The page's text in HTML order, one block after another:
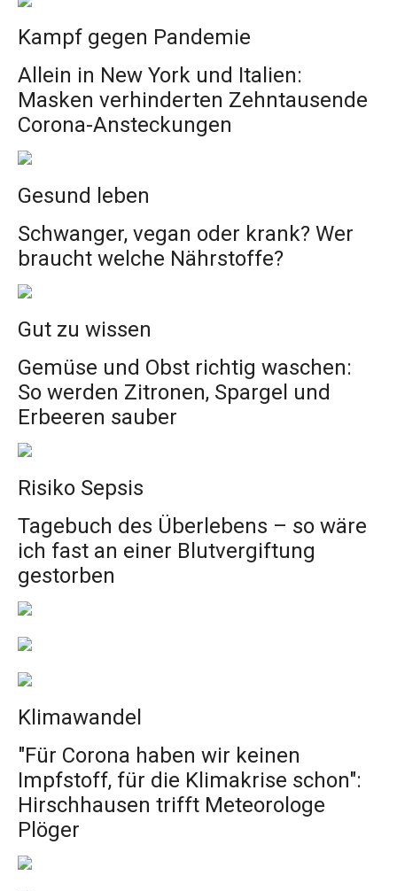
Kampf gegen Pandemie
Allein in New York und Italien:
Masken verhinderten Zehntausende
Corona-Ansteckungen
Gesund leben
Schwanger, vegan oder krank? Wer
braucht welche Nährstoffe?
Gut zu wissen
Gemüse und Obst richtig waschen:
So werden Zitronen, Spargel und
Erbeeren sauber
Risiko Sepsis
Tagebuch des Überlebens – so wäre
ich fast an einer Blutvergiftung
gestorben
Klimawandel
"Für Corona haben wir keinen
Impfstoff, für die Klimakrise schon":
Hirschhausen trifft Meteorologe
Plöger